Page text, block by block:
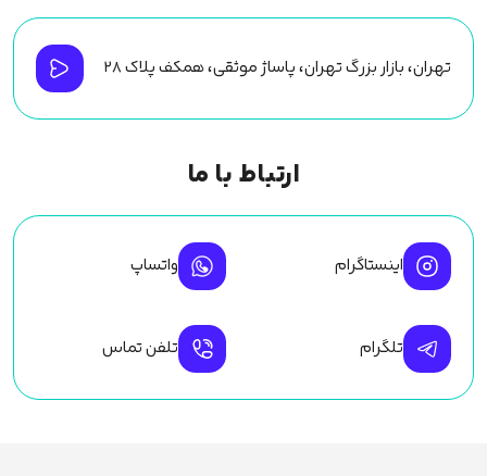
تهران، بازار بزرگ تهران، پاساژ موثقی، همکف پلاک ۲۸
ارتباط با ما
اینستاگرام واتساپ
تلگرام تلفن تماس